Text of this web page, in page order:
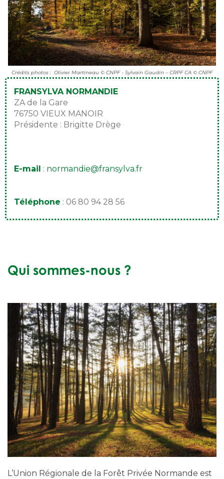
Crédits photos : Olivier Martineau © CNPF - Sylvain Gaudin – CRPF CA © CNPF
FRANSYLVA NORMANDIE
ZA de la Gare
76750 VIEUX MANOIR
Présidente : Brigitte Drège
E-mail : normandie@fransylva.fr
Téléphone : 06 80 94 28 56
Qui sommes-nous ?
L’Union Régionale de la Forêt Privée Normande est